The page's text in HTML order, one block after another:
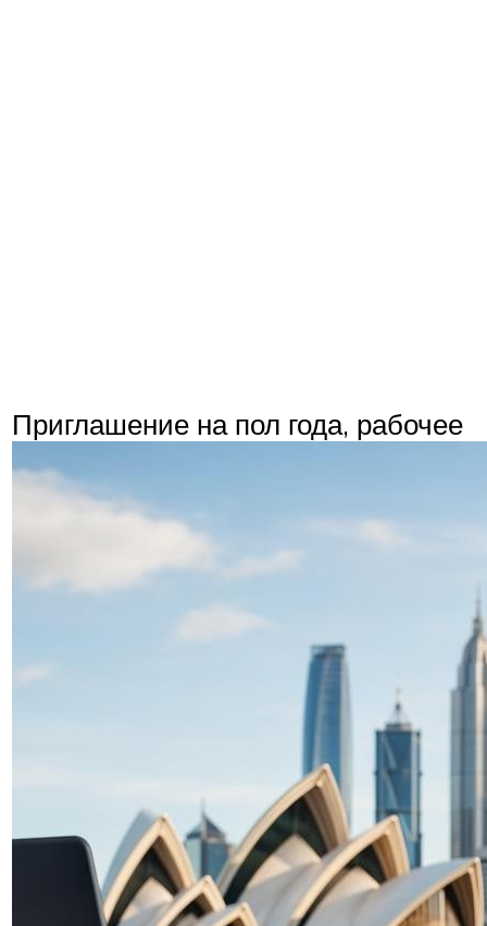
Приглашение на пол года, рабочее